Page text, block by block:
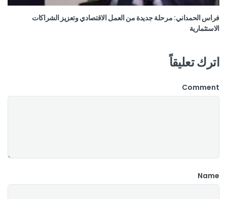
فراس الحمداني: مرحلة جديدة من العمل الاقتصادي وتعزيز الشراكات
الاستثمارية
اترك تعليقاً
Comment
Name